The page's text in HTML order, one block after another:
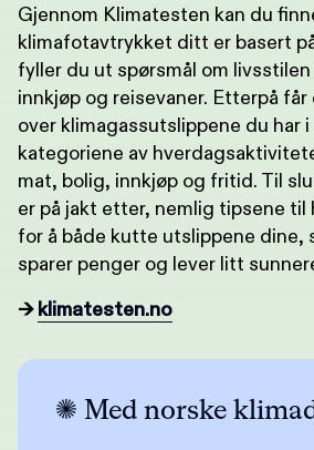
Gjennom Klimatesten kan du
klimafotavtrykket ditt er basert
fyller du ut spørsmål om
innkjøp og reisevaner. Etterpå
over klimagassutslippene du har
kategoriene av
mat, bolig, innkjøp og fritid. Til
er på jakt etter, nemlig tipsene til
for å både kutte utslippene dine,
sparer penger og lever litt
→klimatesten.no
Med norske